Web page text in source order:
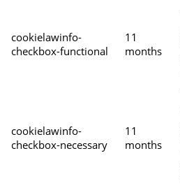
cookielawinfo-
checkbox-functional
11
months
cookielawinfo-
checkbox-necessary
11
months